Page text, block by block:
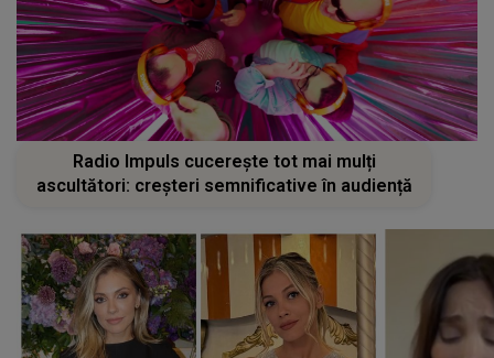
Radio Impuls cucerește tot mai mulți
ascultători: creșteri semnificative în audiență